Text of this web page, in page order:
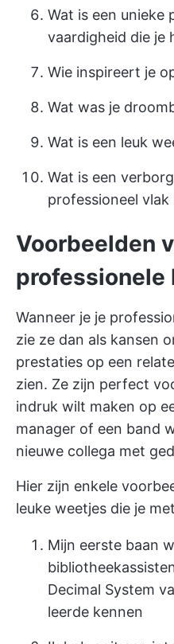
Wat is een unieke
vaardigheid die je
Wie inspireert je
Wat was je
Wat is een leuk
Wat is een
professioneel vlak
Voorbeelden
professionele
Wanneer je je
zie ze dan als kansen
prestaties op een
zien. Ze zijn perfect
indruk wilt maken op
manager of een band
nieuwe collega met
Hier zijn enkele
leuke weetjes die je
Mijn eerste baan
Decimal System
leerde kennen